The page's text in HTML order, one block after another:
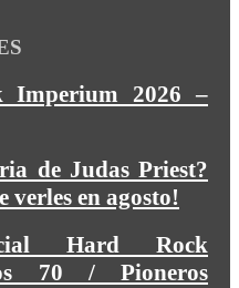
Imperium 2026 –
de Judas Priest?
verles en agosto!
Hard Rock
70 / Pioneros